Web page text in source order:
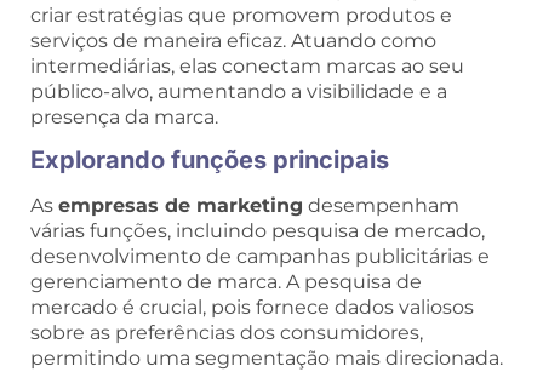
criar estratégias que promovem produtos e
serviços de maneira eficaz. Atuando como
intermediárias, elas conectam marcas ao seu
público-alvo, aumentando a visibilidade e a
presença da marca.
Explorando funções principais
As empresas de marketing desempenham
várias funções, incluindo pesquisa de mercado,
desenvolvimento de campanhas publicitárias e
gerenciamento de marca. A pesquisa de
mercado é crucial, pois fornece dados valiosos
sobre as preferências dos consumidores,
permitindo uma segmentação mais direcionada.